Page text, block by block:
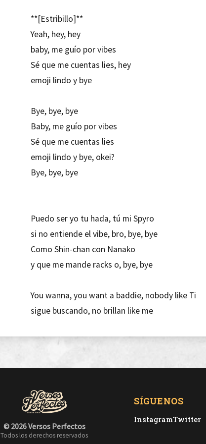
**[Estribillo]**
Yeah, hey, hey
baby, me guío por vibes
Sé que me cuentas lies, hey
emoji lindo y bye
Bye, bye, bye
Baby, me guío por vibes
Sé que me cuentas lies
emoji lindo y bye, okei?
Bye, bye, bye
Puedo ser yo tu hada, tú mi Spyro
si no entiende el vibe, bro, bye, bye
Como Shin-chan con Nanako
y que me mande racks o, bye, bye
You wanna, you want a baddie, nobody like Ti
sigue buscando, no brillan like me
Mi aura matchea con los grillz
energy clean, white witch, ya te vi venir
Lo borré del feed, bad bitch, emoji de peach,
Aros, cadenas y grillz, glowy skin, body tea drip
© 2026 Versos Perfectos
Todos los derechos reservados
SÍGUENOS
InstagramTwitter